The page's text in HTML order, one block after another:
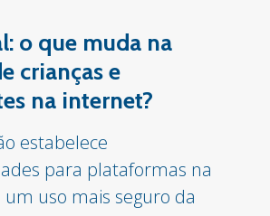
o que muda na
crianças e
na internet?
estabelece
para plataformas na
uso mais seguro da